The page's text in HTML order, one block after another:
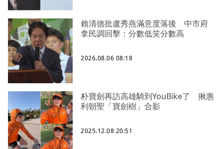
賴清德批盧秀燕滿意度落後 中市府
拿民調回擊：分數低笑分數高
2026.08.06 08:18
朴寶劍再訪高雄騎到YouBike了 揪惠
利朝聖「寶劍樹」合影
2025.12.08 20:51